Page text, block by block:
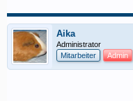
Aika
Administrator
Mitarbeiter
Admin